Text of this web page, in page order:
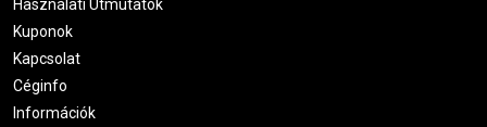
Használati Útmutatók
Kuponok
Kapcsolat
Céginfo
Információk